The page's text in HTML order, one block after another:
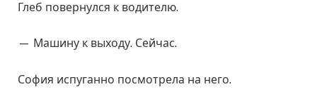
Глеб повернулся к водителю.
— Машину к выходу. Сейчас.
София испуганно посмотрела на него.